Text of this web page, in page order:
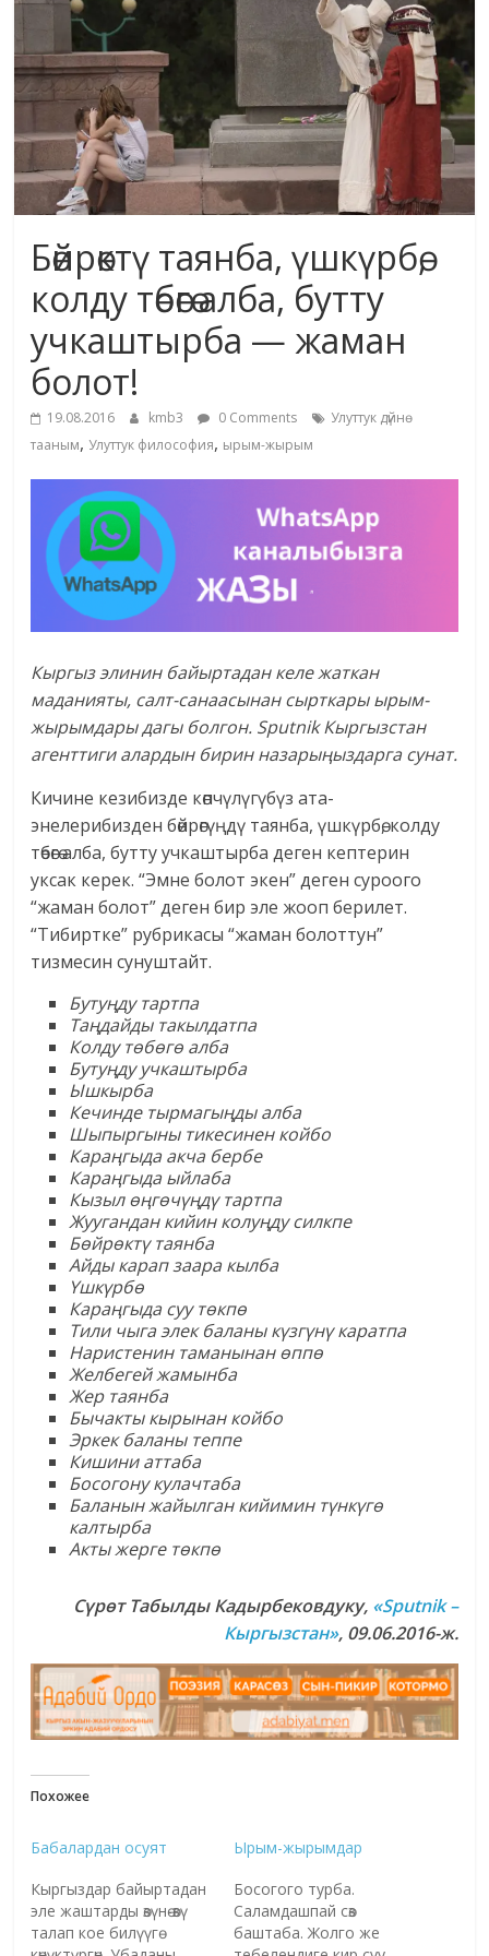
маданияты
жана
адабияты
Бөйрөктү таянба, үшкүрбө,
колду төбөгө алба, бутту
учкаштырба — жаман
болот!
19.08.2016 kmb3 0 Comments
Улуттук дүйнө
тааным, Улуттук философия, ырым-жырым
Кыргыз элинин байыртадан келе жаткан
маданияты, салт-санаасынан сырткары ырым-
жырымдары дагы болгон. Sputnik Кыргызстан
агенттиги алардын бирин назарыңыздарга сунат.
Кичине кезибизде көпчүлүгүбүз ата-
энелерибизден бөйрөгүңдү таянба, үшкүрбө, колду
төбөгө алба, бутту учкаштырба деген кептерин
уксак керек. “Эмне болот экен” деген суроого
“жаман болот” деген бир эле жооп берилет.
“Тибиртке” рубрикасы “жаман болоттун”
тизмесин сунуштайт.
Бутуңду тартпа
Таңдайды такылдатпа
Колду төбөгө алба
Бутуңду учкаштырба
Ышкырба
Кечинде тырмагыңды алба
Шыпыргыны тикесинен койбо
Караңгыда акча бербе
Караңгыда ыйлаба
Кызылөңгөчүңдү тартпа
Жуугандан кийин колуңду силкпе
Бөйрөктү таянба
Айды карап заара кылба
Үшкүрбө
Караңгыда суу төкпө
Тили чыга элек баланы күзгүнү каратпа
Наристенин таманынанөппө
Желбегей жамынба
Жер таянба
Бычакты кырынан койбо
Эркек баланы теппе
Кишини аттаба
Босогону кулачтаба
Баланын жайылган кийимин түнкүгө
калтырба
Акты жерге төкпө
Сүрөт Табылды Кадырбековдуку, «Sputnik –
Кыргызстан», 09.06.2016-ж.
Похожее
Бабалардан осуят
Кыргыздар байыртадан
эле жаштарды өзүнө-өзү
талап кое билүүгө
Ырым-жырымдар
Босогого турба.
Саламдашпай сөз
баштаба. Жолго же